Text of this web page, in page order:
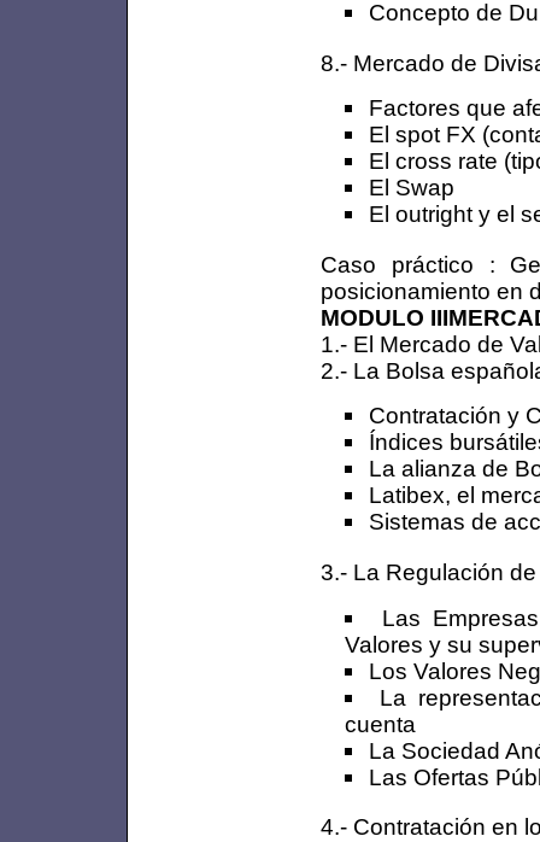
Concepto de
8.- Mercado de
Factores que
El spot FX
El cross rate
El Swap
El outright y el
Caso práctico :
posicionamiento en
MODULO
1.- El Mercado de
2.- La Bolsa
Contratación y
Índices
La alianza de
Latibex, el
Sistemas de
3.- La Regulación
Las
Valores y su
Los Valores
La
cuenta
La Sociedad
Las Ofertas
4.- Contratación en